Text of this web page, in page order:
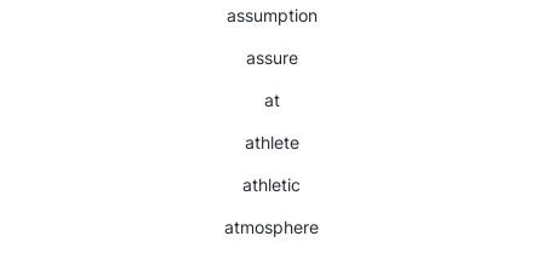
assumption
assure
at
athlete
athletic
atmosphere